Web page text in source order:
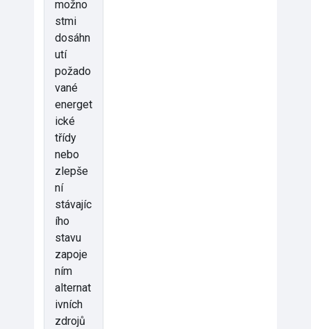
možno
stmi
dosáhn
utí
požado
vané
energet
ické
třídy
nebo
zlepše
ní
stávajíc
ího
stavu
zapoje
ním
alternat
ivních
zdrojů